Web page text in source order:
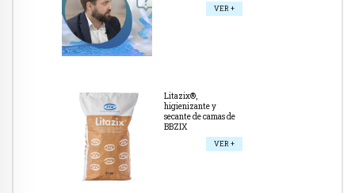
VER +
Litazix®,
higienizante y
secante de camas de
BBZIX
VER +